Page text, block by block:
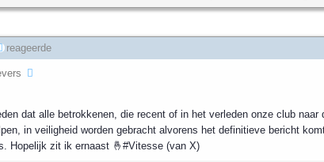
reageerde
dat alle betrokkenen, die recent of in het verleden onze club naar
in veiligheid worden gebracht alvorens het definitieve bericht
Hopelijk zit ik ernaast 🤞#Vitesse (van X)